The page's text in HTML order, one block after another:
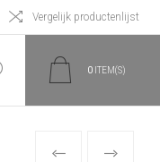
Vergelijk productenlijst
0 ITEM(S)
VORIGE